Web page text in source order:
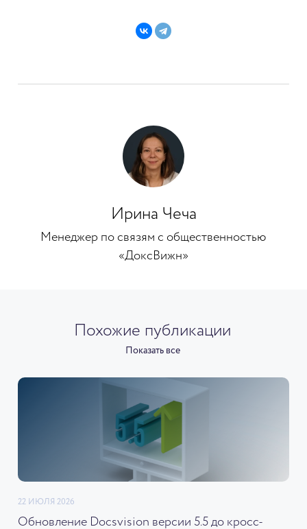
Ирина Чеча
Менеджер по связям с общественностью
«ДоксВижн»
Похожие публикации
Показать все
22 ИЮЛЯ 2026
Обновление Docsvision версии 5.5 до кросс-